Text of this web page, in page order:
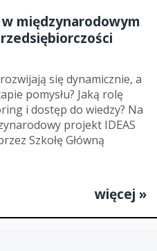
w międzynarodowym
się dynamicznie, a
pomysłu? Jaką rolę
i dostęp do wiedzy? Na
projekt IDEAS
Szkołę Główną
więcej »